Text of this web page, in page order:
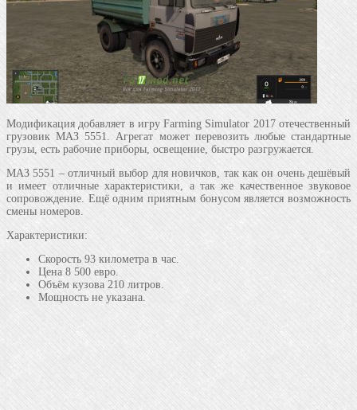
Модификация добавляет в игру Farming Simulator 2017 отечественный
грузовик МАЗ 5551. Агрегат может перевозить любые стандартные
грузы, есть рабочие приборы, освещение, быстро разгружается.
МАЗ 5551 – отличный выбор для новичков, так как он очень дешёвый
и имеет отличные характеристики, а так же качественное звуковое
сопровождение. Ещё одним приятным бонусом является возможность
смены номеров.
Характеристики:
Скорость 93 километра в час.
Цена 8 500 евро.
Объём кузова 210 литров.
Мощность не указана.